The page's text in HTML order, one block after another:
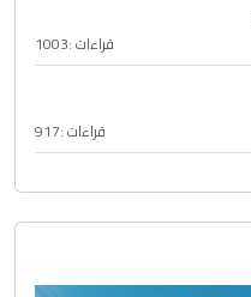
قراءات :1003
قراءات :917